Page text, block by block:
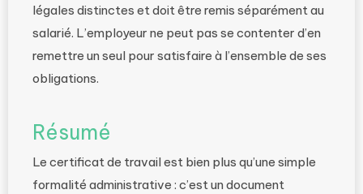
légales distinctes et doit être remis séparément au
salarié. L’employeur ne peut pas se contenter d’en
remettre un seul pour satisfaire à l’ensemble de ses
obligations.
Résumé
Le certificat de travail est bien plus qu’une simple
formalité administrative : c’est un document